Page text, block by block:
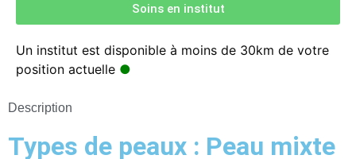
Soins en institut
Un institut est disponible à moins de 30km de votre
position actuelle ●
Description
Types de peaux : Peau mixte